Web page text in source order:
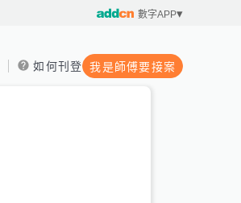
數字APP
如何刊登 我是師傅要接案